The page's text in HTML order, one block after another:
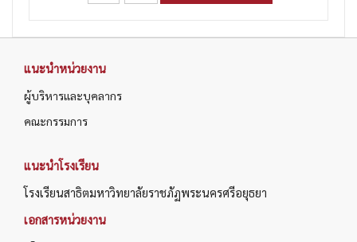
แนะนำหน่วยงาน
ผู้บริหารและบุคลากร
คณะกรรมการ
แนะนำโรงเรียน
โรงเรียนสาธิตมหาวิทยาลัยราชภัฏพระนครศรีอยุธยา
เอกสารหน่วยงาน